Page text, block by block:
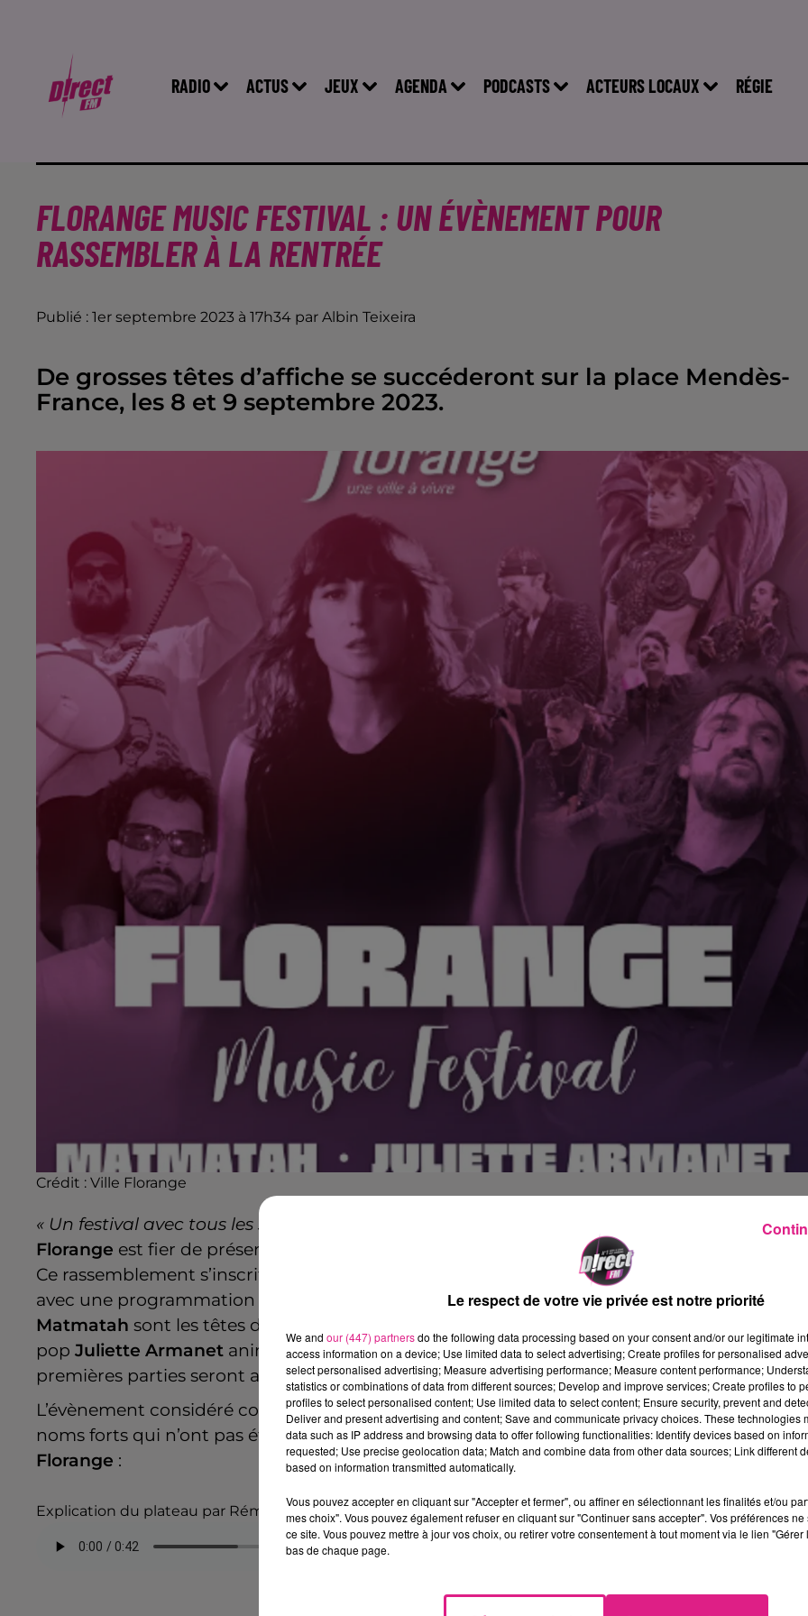
RADIO ACTUS JEUX AGENDA PODCASTS ACTEURS LOCAUX RÉGIE
FLORANGE MUSIC FESTIVAL : UN ÉVÈNEMENT POUR
RASSEMBLER À LA RENTRÉE
Publié : 1er septembre 2023 à 17h34 par Albin Teixeira
De grosses têtes d’affiche se succéderont sur la place Mendès-
France, les 8 et 9 septembre 2023.
Crédit : Ville Florange
« Un festival avec tous les styles musicaux populaires représentés »
Rémy Dick, maire de
Florange est fier de présenter à la presse cette première édition duFlorange Music
Ce rassemblement s’inscrit dans la lignée des premiers opus de la Passerelle Hors les murs
avec une programmation riche et alléchante. Le duo belgeCaballero & Jeanjasset
Matmatah sont les têtes d’affiche du vendredi. Tandis que le groupe
pop Juliette Armanet animeront le public florangeois le samedi. Sur les deux soirs, les
premières parties seront assurées par des artistes locaux, made inLorraine.
L’évènement considéré comme ambitieux et compliqué tire son épingle du jeu avec des
noms forts qui n’ont pas été si faciles à choisir comme le préciseRémy Dick, maire de
Florange :
Explication du plateau par Rémy Dick, maire de Florange
Le respect de votre vie privée est notre priorité
We and our (447) partnersdo the following data processing based on your consent and/or our legitimate
access information on a device; Use limited data to select advertising; Create profiles for personalised
select personalised advertising; Measure advertising performance; Measure content performance;
statistics or combinations of data from different sources; Develop and improve services; Create profiles to
profiles to select personalised content; Use limited data to select content; Ensure security, prevent and
Deliver and present advertising and content; Save and communicate privacy choices. These technologies
data such as IP address and browsing data to offer following functionalities: Identify devices based on
requested; Use precise geolocation data; Match and combine data from other data sources; Link different
based on information transmitted automatically.
Vous pouvez accepter en cliquant sur "Accepter et fermer", ou affiner en sélectionnant les finalités et/ou
mes choix". Vous pouvez également refuser en cliquant sur "Continuer sans accepter". Vos préférences
ce site. Vous pouvez mettre à jour vos choix, ou retirer votre consentement à tout moment via le lien
bas de chaque page.